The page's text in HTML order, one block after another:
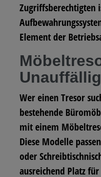
Zugriffsberechtigten
Element der
Wer einen Tresor
bestehende
mit einem
Diese Modelle
oder
ausreichend Platz